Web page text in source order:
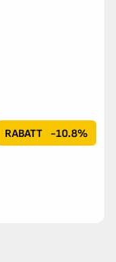
RABATT -10.8%